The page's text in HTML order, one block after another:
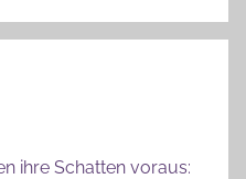
ihre Schatten voraus: